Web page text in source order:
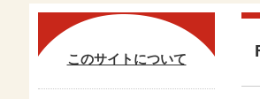
このサイトについて